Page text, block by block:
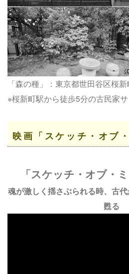
「森の種」：東京都世田谷区桜
※桜新町駅から徒歩5分の古民家サ
映画「スケッチ・オブ
「スケッチ・オブ・
魂が激しく揺さぶられる時、古
甦る